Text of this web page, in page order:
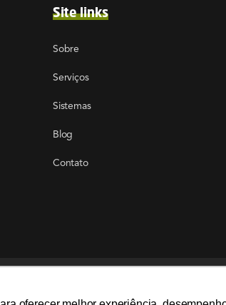
Site links
Sobre
Serviços
Sistemas
Blog
Contato
Líder global em